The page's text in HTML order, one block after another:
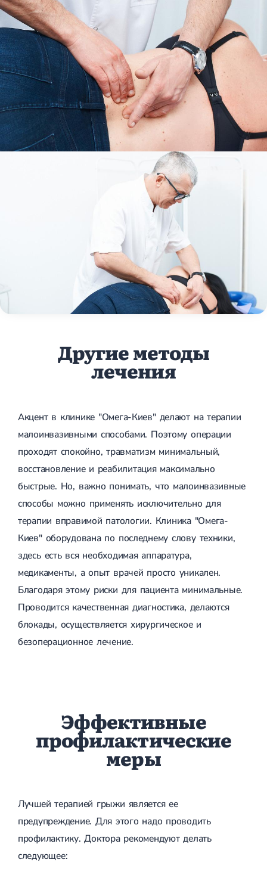
Другие методы
лечения
Акцент в клинике "Омега-Киев" делают на терапии
малоинвазивными способами. Поэтому операции
проходят спокойно, травматизм минимальный,
восстановление и реабилитация максимально
быстрые. Но, важно понимать, что малоинвазивные
способы можно применять исключительно для
терапии вправимой патологии. Клиника "Омега-
Киев" оборудована по последнему слову техники,
здесь есть вся необходимая аппаратура,
медикаменты, а опыт врачей просто уникален.
Благодаря этому риски для пациента минимальные.
Проводится качественная диагностика, делаются
блокады, осуществляется хирургическое и
безоперационное лечение.
Эффективные
профилактические
меры
Лучшей терапией грыжи является ее
предупреждение. Для этого надо проводить
профилактику. Доктора рекомендуют делать
следующее: